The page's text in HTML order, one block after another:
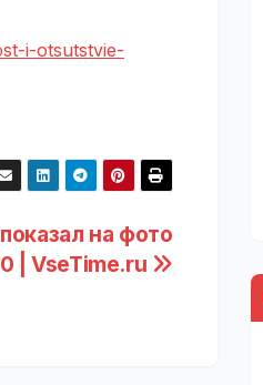
i-otsutstvie-
на фото
| VseTime.ru